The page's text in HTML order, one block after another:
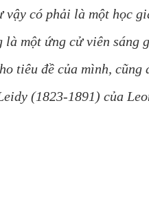
có phải là một học
một ứng cử viên
tiêu đề của mình,
(1823-1891) của